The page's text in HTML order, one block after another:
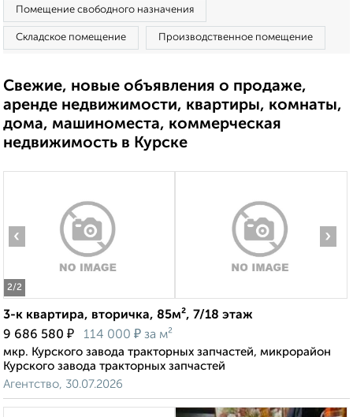
Помещение свободного назначения
Складское помещение Производственное помещение
Свежие, новые объявления о продаже,
аренде недвижимости, квартиры, комнаты,
дома, машиноместа, коммерческая
недвижимость в Курске
2/2
‹ ›
3-к квартира, вторичка, 85м², 7/18 этаж
9 686 580 ₽ 114 000 ₽ за м²
мкр. Курского завода тракторных запчастей, микрорайон
Курского завода тракторных запчастей
Агентство, 30.07.2026